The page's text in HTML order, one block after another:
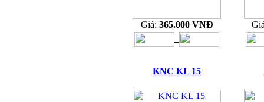
Giá: 365.000 VNĐ
KNC KL 15